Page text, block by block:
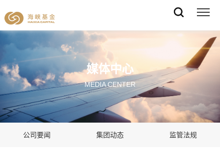
媒体中心
MEDIA CENTER
公司要闻 集团动态 监管法规